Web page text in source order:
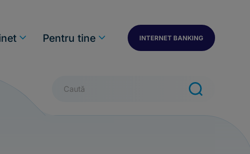
n Pentru tine n INTERNET BANKING
Caută